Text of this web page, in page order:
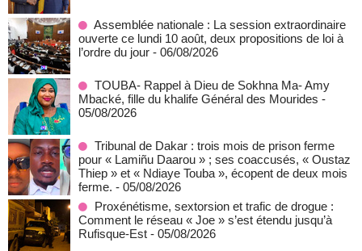
Assemblée nationale : La session extraordinaire
ouverte ce lundi 10 août, deux propositions de loi à
l’ordre du jour - 06/08/2026
TOUBA- Rappel à Dieu de Sokhna Ma- Amy
Mbacké, fille du khalife Général des Mourides -
05/08/2026
Tribunal de Dakar : trois mois de prison ferme
pour « Lamiñu Daarou » ; ses coaccusés, « Oustaz
Thiep » et « Ndiaye Touba », écopent de deux mois
ferme. - 05/08/2026
Proxénétisme, sextorsion et trafic de drogue :
Comment le réseau « Joe » s’est étendu jusqu’à
Rufisque-Est - 05/08/2026